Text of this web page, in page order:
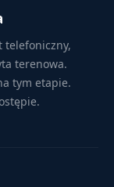
telefoniczny,
terenowa.
tym etapie.